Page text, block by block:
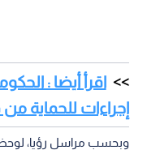
إجراءات للحماية
وبحسب مراسل رؤيا، لوحظ